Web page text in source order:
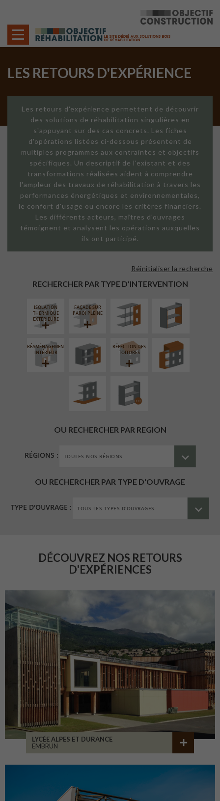
LES RETOURS D'EXPÉRIENCE
Les retours d'expérience permettent de découvrir
des solutions de réhabilitation singulières en
s'appuyant sur des cas concrets. Les fiches
d'opérations listées ci-dessous présentent de
multiples programmes aux contraintes et objectifs
spécifiques. Un descriptif de l'existant et des
transformations réalisées aident à comprendre
l'ampleur des travaux de réhabilitation à travers les
performances énergétiques et environnementales,
le confort d'usage ou encore les critères financiers.
Les différents acteurs, maîtres d'ouvrages
témoignent et analysent les opérations auxquelles
ils ont participé.
RECHERCHER PAR TYPE D'INTERVENTION
Réinitialiser la recherche
ISOLATION
THERMIQUE
EXTÉRIEURE
FAÇADE SUR
PAROI PLEINE
FAÇADE SUR
LINÉAIRE
ISOLATION
INTÉRIEURE
RÉAMÉNAGEMENT
INTÉRIEUR
FERMETURE
LOGGIAS
RÉFECTION DES
TOITURES
SURÉLÉVATION
EXTENSION
AMÉNAGEMENT
EXTÉRIEUR
PROCÉDÉ
PARTICULIER
OU RECHERCHER PAR REGION
RÉGIONS :
OU RECHERCHER PAR TYPE D'OUVRAGE
TYPE D'OUVRAGE :
DÉCOUVREZ NOS RETOURS
D'EXPÉRIENCES
LYCÉE ALPES ET DURANCE
EMBRUN